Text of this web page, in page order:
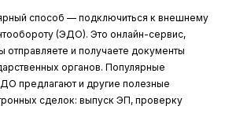
способ — подключиться к внешнему
(ЭДО). Это онлайн-сервис,
и получаете документы
органов. Популярные
предлагают и другие полезные
сделок: выпуск ЭП, проверку